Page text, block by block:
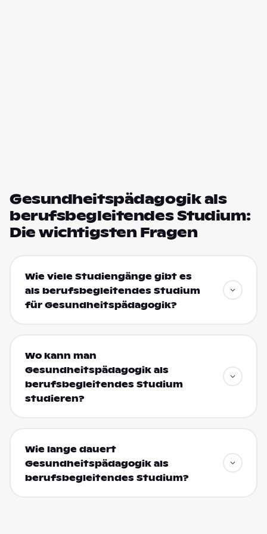
Gesundheitspädagogik als
berufsbegleitendes Studium:
Die wichtigsten Fragen
Wie viele Studiengänge gibt es
als berufsbegleitendes Studium
für Gesundheitspädagogik?
Wo kann man
Gesundheitspädagogik als
berufsbegleitendes Studium
studieren?
Wie lange dauert
Gesundheitspädagogik als
berufsbegleitendes Studium?